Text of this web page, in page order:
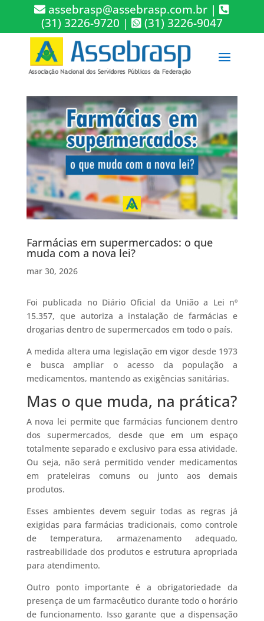
assebrasp@assebrasp.com.br |
(31) 3226-9720 | (31) 3226-9047
Farmácias em supermercados: o que
muda com a nova lei?
mar 30, 2026
Foi publicada no Diário Oficial da União a Lei nº
15.357, que autoriza a instalação de farmácias e
drogarias dentro de supermercados em todo o país.
A medida altera uma legislação em vigor desde 1973
e busca ampliar o acesso da população a
medicamentos, mantendo as exigências sanitárias.
Mas o que muda, na prática?
A nova lei permite que farmácias funcionem dentro
dos supermercados, desde que em um espaço
totalmente separado e exclusivo para essa atividade.
Ou seja, não será permitido vender medicamentos
em prateleiras comuns ou junto aos demais
produtos.
Esses ambientes devem seguir todas as regras já
exigidas para farmácias tradicionais, como controle
de temperatura, armazenamento adequado,
rastreabilidade dos produtos e estrutura apropriada
para atendimento.
Outro ponto importante é a obrigatoriedade da
presença de um farmacêutico durante todo o horário
de funcionamento. Isso garante que a dispensação